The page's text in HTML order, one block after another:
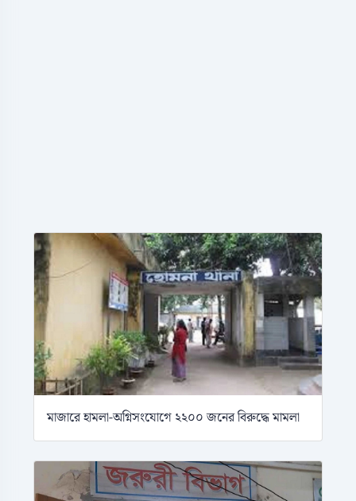
মাজারে হামলা-অগ্নিসংযোগে ২২০০ জনের বিরুদ্ধে মামলা